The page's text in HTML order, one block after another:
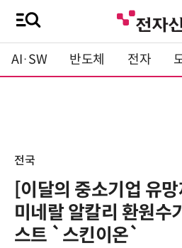
AI·SW 반도체 전자
전국
[이달의 중소기업 유
미네랄 알칼리 환원수
스트 `스킨이온`